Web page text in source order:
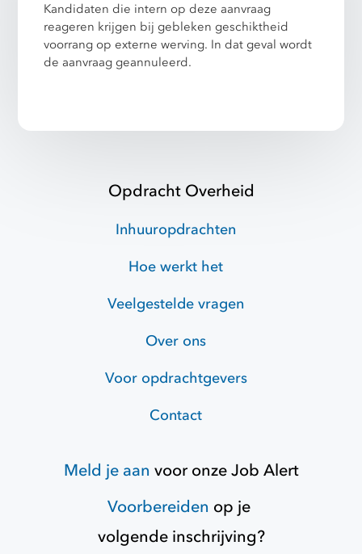
Kandidaten die intern op deze aanvraag
reageren krijgen bij gebleken geschiktheid
voorrang op externe werving. In dat geval wordt
de aanvraag geannuleerd.
Opdracht Overheid
Inhuuropdrachten
Hoe werkt het
Veelgestelde vragen
Over ons
Voor opdrachtgevers
Contact
Meld je aan voor onzeJob Alert
Voorbereiden op je
volgende inschrijving?